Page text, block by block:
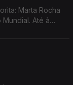
Marta Rocha
Até à